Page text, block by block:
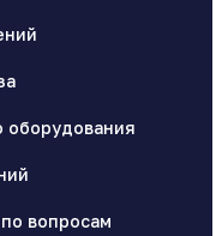
оборудования
вопросам